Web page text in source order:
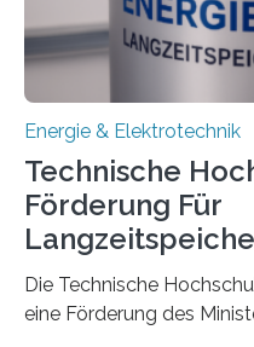
Energie & Elektrotechnik
Technische
Förderung Für
Die Technische
eine Förderung des